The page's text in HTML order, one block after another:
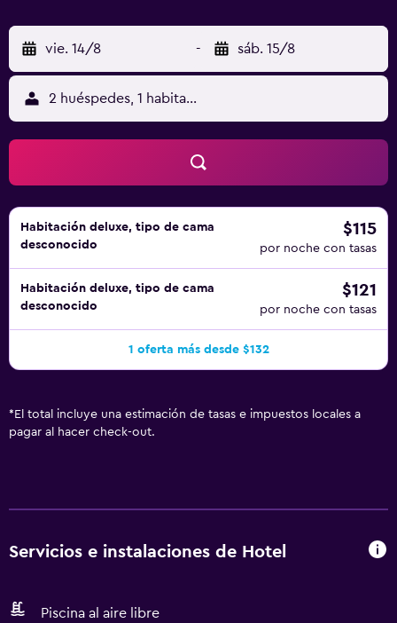
y es posible solicitar tabla de planchar con plancha. Los
servicios de ocio y esparcimiento en este bed and
breakfast incluyen piscina al aire libre de temporada.
vie. 14/8 - sáb. 15/8
2 huéspedes, 1 habitación
Habitación deluxe, tipo de cama
desconocido
$115
por noche con tasas
Habitación deluxe, tipo de cama
desconocido
$121
por noche con tasas
1 oferta más desde $132
* El total incluye una estimación de tasas e impuestos locales a
pagar al hacer check-out.
Servicios e instalaciones de Hotel
Piscina al aire libre